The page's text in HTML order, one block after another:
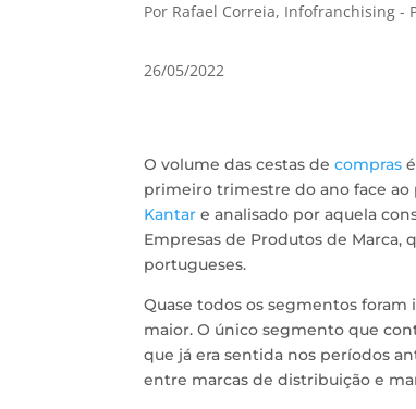
Por Rafael Correia, Infofranchising -
26/05/2022
O volume das cestas de compras
primeiro trimestre do ano face ao
Kantar e analisado por aquela
Empresas de Produtos de Marca,
portugueses.
Quase todos os segmentos
maior. O único segmento que
que já era sentida nos períodos
entre marcas de distribuição e